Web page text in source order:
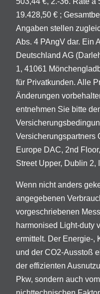
19.428,50 € ;
Angaben stellen
Abs. 4 PAngV dar. Ein
Deutschland AG
1, 41061
für Privatkunden. Alle
Änderungen
entnehmen Sie bitte
Versicherungspartners
Europe DAC, 2nd
Street Upper, Dublin 2,
Wenn nicht anders
angegebenen
vorgeschriebenen
harmonised Light-duty
ermittelt. Der Energie-,
und der CO2-Ausstoß
der effizienten
Pkw, sondern auch